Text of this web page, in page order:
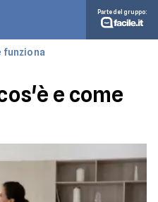
Parte del gruppo:
funziona
e come